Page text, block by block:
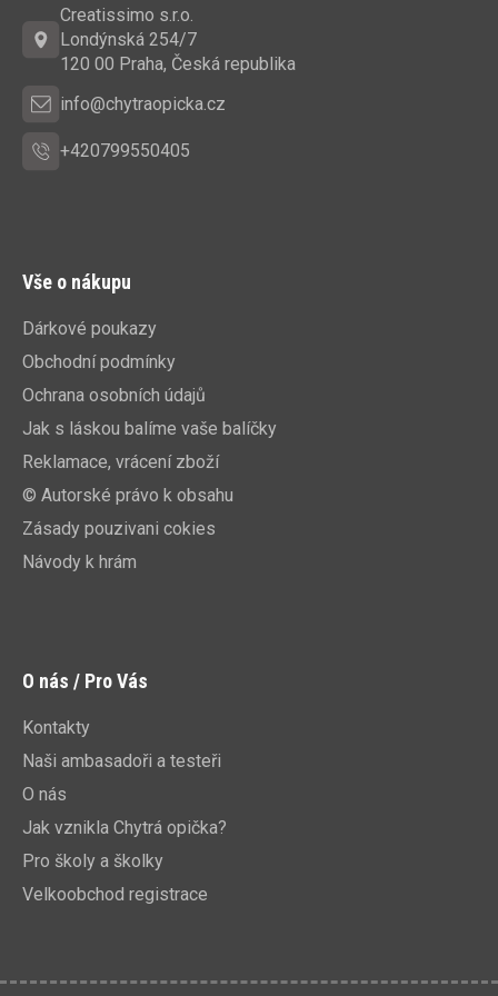
Creatissimo s.r.o.
Londýnská 254/7
120 00 Praha, Česká republika
info@chytraopicka.cz
+420799550405
Vše o nákupu
Dárkové poukazy
Obchodní podmínky
Ochrana osobních údajů
Jak s láskou balíme vaše balíčky
Reklamace, vrácení zboží
© Autorské právo k obsahu
Zásady pouzivani cokies
Návody k hrám
O nás / Pro Vás
Kontakty
Naši ambasadoři a testeři
O nás
Jak vznikla Chytrá opička?
Pro školy a školky
Velkoobchod registrace